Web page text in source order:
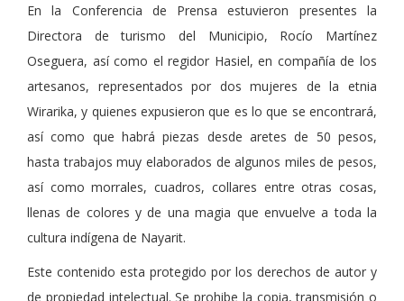
En la Conferencia de Prensa estuvieron presentes la
Directora de turismo del Municipio, Rocío Martínez
Oseguera, así como el regidor Hasiel, en compañía de los
artesanos, representados por dos mujeres de la etnia
Wirarika, y quienes expusieron que es lo que se encontrará,
así como que habrá piezas desde aretes de 50 pesos,
hasta trabajos muy elaborados de algunos miles de pesos,
así como morrales, cuadros, collares entre otras cosas,
llenas de colores y de una magia que envuelve a toda la
cultura indígena de Nayarit.
Este contenido esta protegido por los derechos de autor y
de propiedad intelectual. Se prohibe la copia, transmisión o